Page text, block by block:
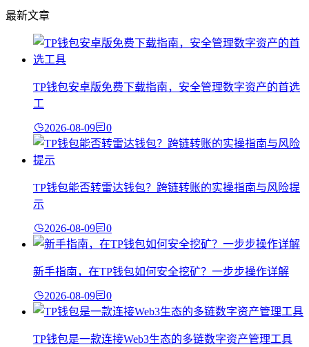
最新文章
TP钱包安卓版免费下载指南，安全管理数字资产的首选
工
2026-08-09 0
TP钱包能否转雷达钱包？跨链转账的实操指南与风险提
示
2026-08-09 0
新手指南，在TP钱包如何安全挖矿？一步步操作详解
2026-08-09 0
TP钱包是一款连接Web3生态的多链数字资产管理工具